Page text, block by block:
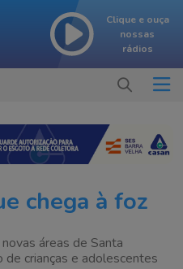
Clique e ouça
nossas
rádios
chega à foz
áreas de Santa
de crianças e adolescentes